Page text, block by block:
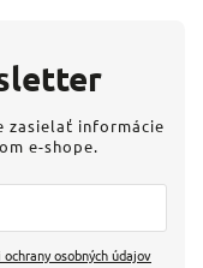
zasielať informácie
e-shope.
osobných údajov